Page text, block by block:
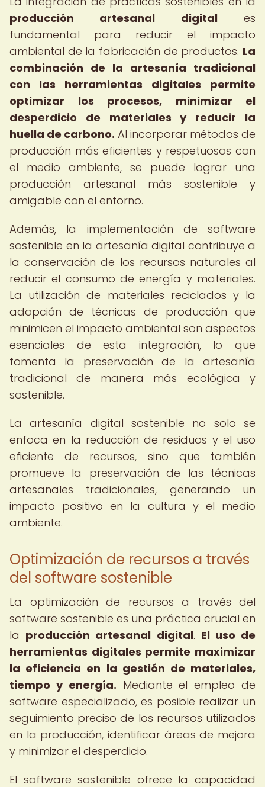
producción artesanal digitales
fundamental para reducir el impacto
ambiental de la fabricación de productos. La
combinación de la artesanía tradicional
con las herramientas digitales permite
optimizar los procesos, minimizar el
desperdicio de materiales y reducir la
huella de carbono. Al incorporar métodos de
producción más eficientes y respetuosos con
el medio ambiente, se puede lograr una
producción artesanal más sostenible y
amigable con el entorno.
Además, la implementación de software
sostenible en la artesanía digital contribuye a
la conservación de los recursos naturales al
reducir el consumo de energía y materiales.
La utilización de materiales reciclados y la
adopción de técnicas de producción que
minimicen el impacto ambiental son aspectos
esenciales de esta integración, lo que
fomenta la preservación de la artesanía
tradicional de manera más ecológica y
sostenible.
La artesanía digital sostenible no solo se
enfoca en la reducción de residuos y el uso
eficiente de recursos, sino que también
promueve la preservación de las técnicas
artesanales tradicionales, generando un
impacto positivo en la cultura y el medio
ambiente.
Optimización de recursos a través
del software sostenible
La optimización de recursos a través del
software sostenible es una práctica crucial en
la producción artesanal digital. El uso de
herramientas digitales permite maximizar
la eficiencia en la gestión de materiales,
tiempo y energía. Mediante el empleo de
software especializado, es posible realizar un
seguimiento preciso de los recursos utilizados
en la producción, identificar áreas de mejora
y minimizar el desperdicio.
El software sostenible ofrece la capacidad